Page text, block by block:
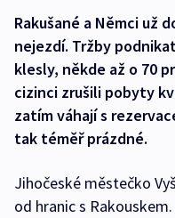
Rakušané a Němci už
nejezdí. Tržby
klesly, někde až o 70
cizinci zrušili pobyty
zatím váhají s
tak téměř prázdné.
Jihočeské městečko
od hranic s